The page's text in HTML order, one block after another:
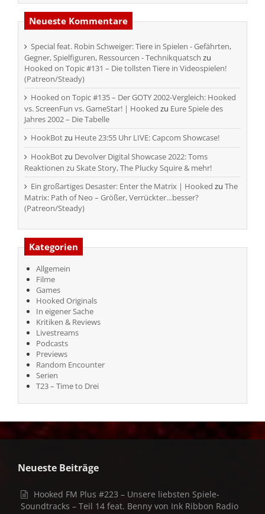
Neueste Kommentare
Special feat. Robin Schweiger: Tiere in Spielen - Gefährten,
Gegner, Spielfiguren, Ressourcen - Technikquatsch zu
Hooked on Topic #131 – Die tollsten Tiere in Videospielen!
(Patreon/Steady)
Hooked on Topic #135 – Der GOTY 2002-Vergleich: Hooked
vs. ScreenFun vs. GameStar! | Hooked zu Eure Spiele des
Jahres 2002 – Die Tabelle
HookBotzu Heute 23:55 Uhr LIVE: Capcom Showcase!
HookBotzu Devolver Digital Showcase 2022: Toms
Reaktionen zu Skate Story, The Plucky Squire & mehr!
Ein großartiges Desaster: Enter the Matrix | Hooked zu The
Matrix: Path of Neo – Größer, Verrückter…besser?
(Patreon/Steady)
Kategorien
Allgemein
Filme
Games
Hooked Originals
In eigener Sache
Kritiken & Reviews
Livestreams
Podcasts
Previews
Random Encounter
Serien
T23 – Time to Drei
Neueste Beiträge
Hooked FM Plus #223 – Unsere liebsten Spiele-
Soundtracks – Teil 14 feat. Benny von Ink Ribbon Radio